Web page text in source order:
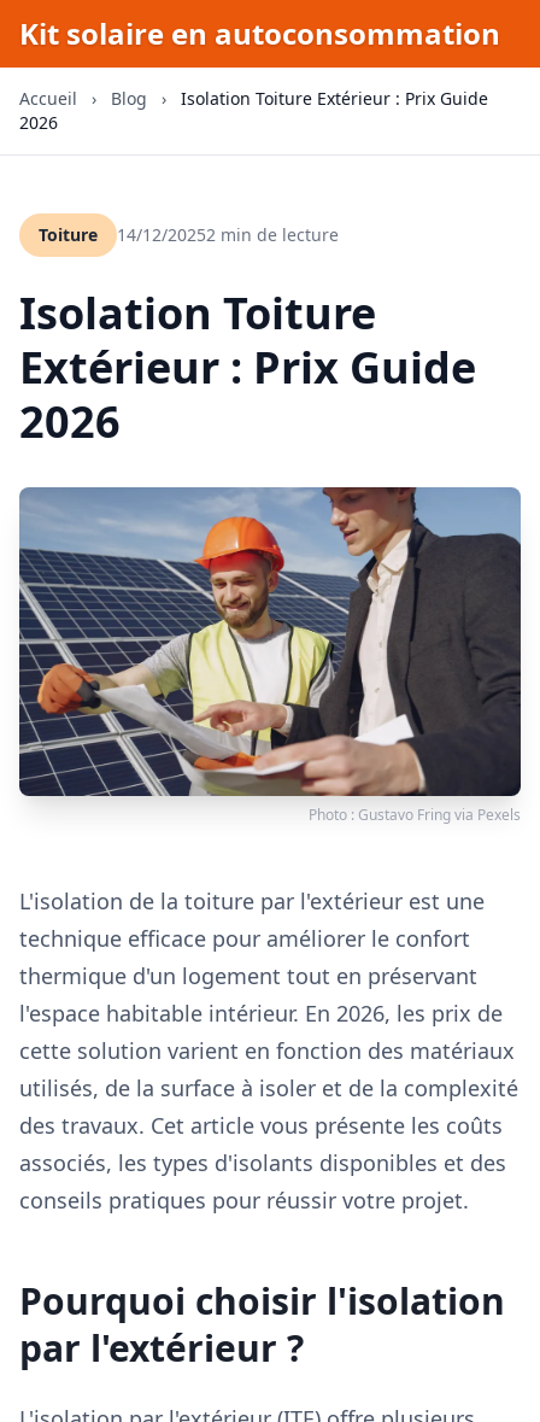
Kit solaire en autoconsommation
Accueil › Blog ›
Isolation Toiture Extérieur : Prix Guide
2026
Toiture 14/12/20252 min de lecture
Isolation Toiture
Extérieur : Prix Guide
2026
Photo :Gustavo Fringvia Pexels
L'isolation de la toiture par l'extérieur est une
technique efficace pour améliorer le confort
thermique d'un logement tout en préservant
l'espace habitable intérieur. En 2026, les prix de
cette solution varient en fonction des matériaux
utilisés, de la surface à isoler et de la complexité
des travaux. Cet article vous présente les coûts
associés, les types d'isolants disponibles et des
conseils pratiques pour réussir votre projet.
Pourquoi choisir l'isolation
par l'extérieur ?